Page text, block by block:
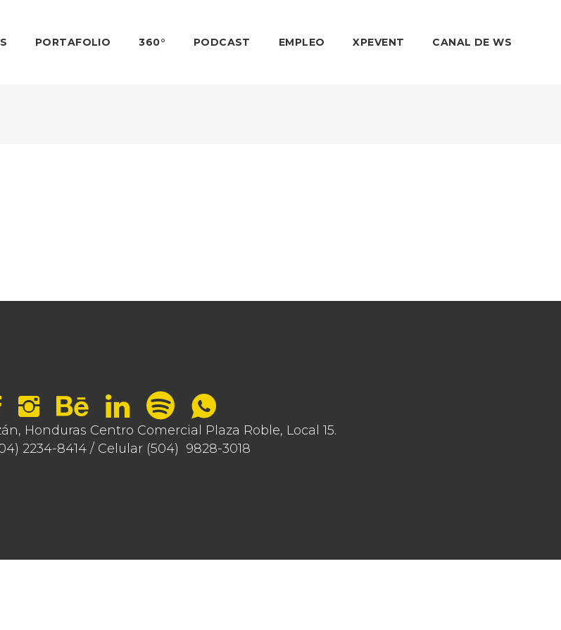
PORTAFOLIO 360° PODCAST EMPLEO XPEVENT CANAL DE WS
Honduras Centro Comercial Plaza Roble, Local 15.
2234-8414 / Celular (504) 9828-3018